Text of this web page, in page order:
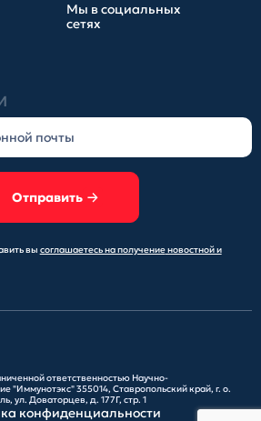
Отправить
вы соглашаетесь на получениеновостной и
Мы в социальных
сетях
ответственностью Научно-
"Иммунотэкс"355014, Ставропольский край, г. о.
ул. Доваторцев, д. 177Г, стр. 1
конфиденциальности